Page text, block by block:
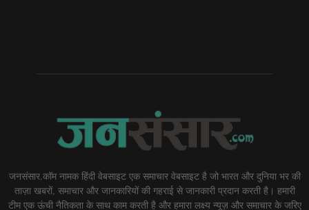
जनसंसार.कॉम नामक हिंदी वेबसाइट एक समाचार वेबसाइट है जो भारत और दुनिया भर की
ताज़ा खबरों, समाचार और जानकारियों की गहराई से जानकारी प्रदान करती है। हमारी
टीम एक ऊंची नैतिकता के साथ काम करती है और हमारा लक्ष्य न्यूज़ और समाचार के जरिए